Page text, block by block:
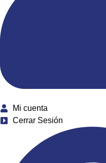
Mi cuenta
Cerrar Sesión